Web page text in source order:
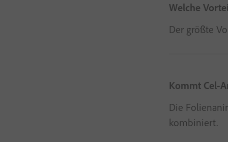
Welche
Der größte
Kommt Cel-
Die
kombiniert.